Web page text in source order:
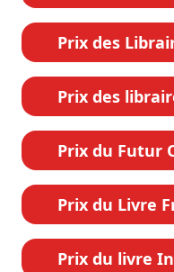
Prix des
Prix des
Prix du Futur
Prix du Livre
Prix du livre